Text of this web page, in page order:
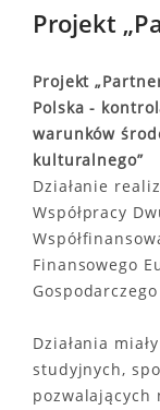
Projekt
Projekt
Polska -
warunków
kulturalnego”
Działanie
Współpracy
Finansowego
Działania
studyjnych,